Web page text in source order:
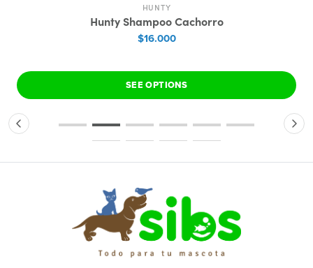
HUNTY
Hunty Shampoo Cachorro
$16.000
SEE OPTIONS